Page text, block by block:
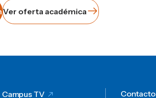
Ver oferta académica
Campus TV Contacto